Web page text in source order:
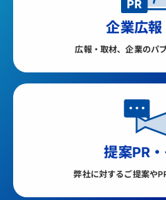
企業広報
広報・取材、企業のパ
提案PR
弊社に対するご提案や